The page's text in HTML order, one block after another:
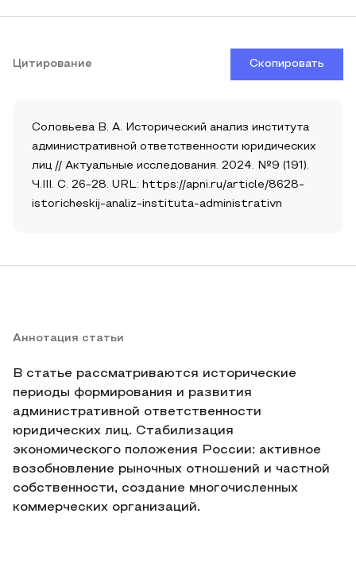
Цитирование Скопировать
Соловьева В. А. Исторический анализ института
административной ответственности юридических
лиц // Актуальные исследования. 2024. №9 (191).
Ч.III. С. 26-28. URL: https://apni.ru/article/8628-
istoricheskij-analiz-instituta-administrativn
Аннотация статьи
В статье рассматриваются исторические
периоды формирования и развития
административной ответственности
юридических лиц. Стабилизация
экономического положения России: активное
возобновление рыночных отношений и частной
собственности, создание многочисленных
коммерческих организаций.